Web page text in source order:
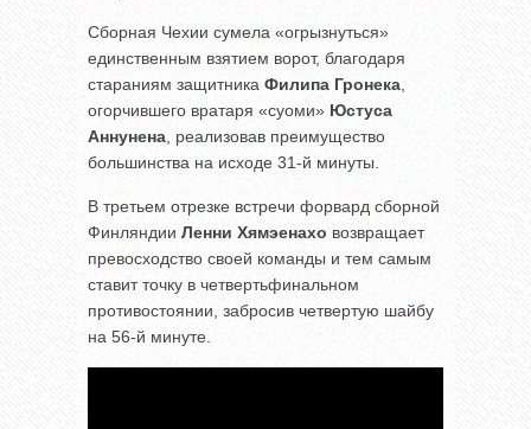
Сборная Чехии сумела «огрызнуться»
единственным взятием ворот, благодаря
стараниям защитника Филипа Гронека
огорчившего вратаря «суоми» Юстуса
Аннунена , реализовав преимущество
большинства на исходе 31-й минуты.
В третьем отрезке встречи форвард сборной
Финляндии Ленни Хямэенахо возвращает
превосходство своей команды и тем самым
ставит точку в четвертьфинальном
противостоянии, забросив четвертую шайбу
на 56-й минуте.